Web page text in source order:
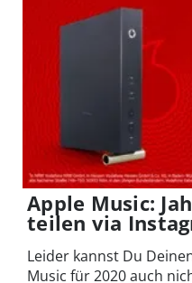
Apple Music:
teilen via
Leider kannst Du
Music für 2020 auch